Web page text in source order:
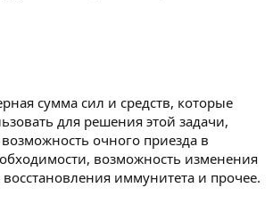
сумма сил и средств, которые
для решения этой задачи,
очного приезда в
возможность изменения
иммунитета и прочее.